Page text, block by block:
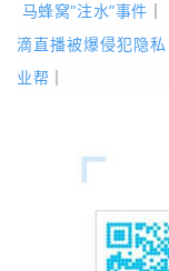
马蜂窝“注水”事件
滴直播被爆侵犯隐私
业帮